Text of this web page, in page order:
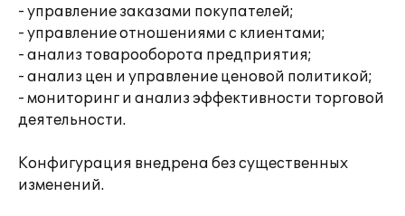
- управление заказами покупателей;
- управление отношениями с клиентами;
- анализ товарооборота предприятия;
- анализ цен и управление ценовой политикой;
- мониторинг и анализ эффективности торговой
деятельности.
Конфигурация внедрена без существенных
изменений.